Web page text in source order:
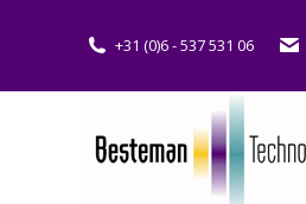
+31 (0)6 - 537 531 06